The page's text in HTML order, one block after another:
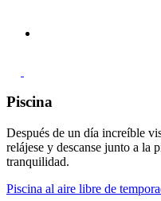
Piscina
Después de un día increíble
relájese y descanse junto a la
tranquilidad.
Piscina al aire libre de